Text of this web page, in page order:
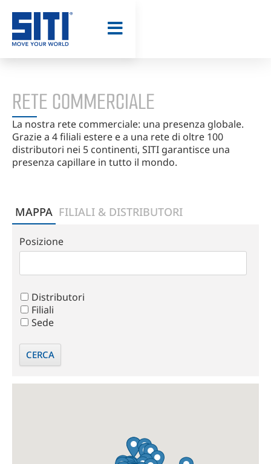
STRUMENTI -
CAD MODEL
RETE COMMERCIALE
La nostra rete commerciale: una presenza globale.
Grazie a 4 filiali estere e a una rete di oltre 100
distributori nei 5 continenti, SITI garantisce una
presenza capillare in tutto il mondo.
MAPPA FILIALI & DISTRIBUTORI
Posizione
Distributori
Filiali
Sede